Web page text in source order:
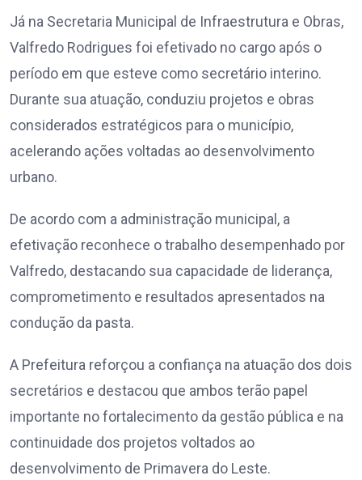
Já na Secretaria Municipal de Infraestrutura e Obras,
Valfredo Rodrigues foi efetivado no cargo após o
período em que esteve como secretário interino.
Durante sua atuação, conduziu projetos e obras
considerados estratégicos para o município,
acelerando ações voltadas ao desenvolvimento
urbano.
De acordo com a administração municipal, a
efetivação reconhece o trabalho desempenhado por
Valfredo, destacando sua capacidade de liderança,
comprometimento e resultados apresentados na
condução da pasta.
A Prefeitura reforçou a confiança na atuação dos dois
secretários e destacou que ambos terão papel
importante no fortalecimento da gestão pública e na
continuidade dos projetos voltados ao
desenvolvimento de Primavera do Leste.